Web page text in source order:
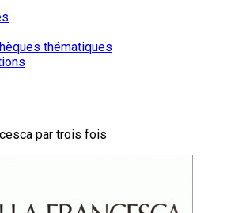
thématiques
par trois fois